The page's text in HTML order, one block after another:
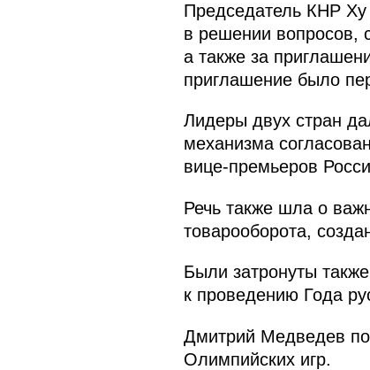
Председатель КНР Ху
в решении вопросов,
а также за
приглашение было
Лидеры двух стран
механизма
вице-премьеров
Речь также шла о
товарооборота,
Были затронуты
к проведению Года
Дмитрий Медведев
Олимпийских игр.